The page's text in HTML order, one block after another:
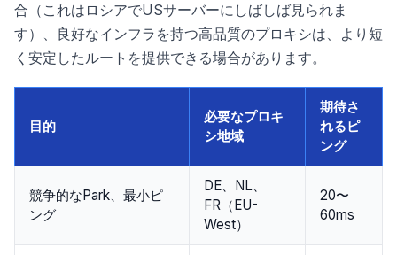
合（これはロシアでUSサーバーにしばしば見られま
す）、良好なインフラを持つ高品質のプロキシは、より短
く安定したルートを提供できる場合があります。
目的
必要なプロキ
シ地域
期待さ
れるピ
ング
競争的なPark、最小ピ
ング
DE、NL、
FR（EU-
West）
20〜
60ms